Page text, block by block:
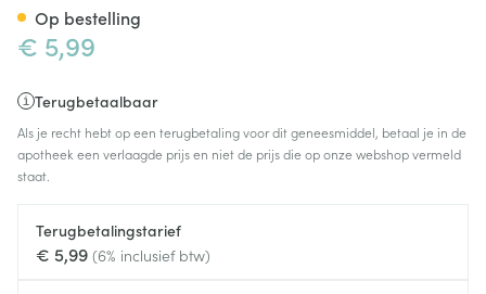
€ 5,99
Terugbetaalbaar
Als je recht hebt op een terugbetaling voor dit geneesmiddel, betaal je in de
apotheek een verlaagde prijs en niet de prijs die op onze webshop vermeld
staat.
Terugbetalingstarief
€ 5,99 (6% inclusief btw)
Op bestelling